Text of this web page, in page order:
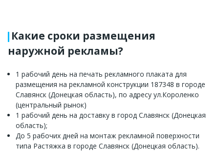
Какие сроки размещения
наружной рекламы?
1 рабочий день на печать рекламного плаката для
размещения на рекламной конструкции 187348 в городе
Славянск (Донецкая область), по адресу ул.Короленко
(центральный рынок)
1 рабочий день на доставку в город Славянск (Донецкая
область);
До 5 рабочих дней на монтаж рекламной поверхности
типа Растяжка в городе Славянск (Донецкая область).